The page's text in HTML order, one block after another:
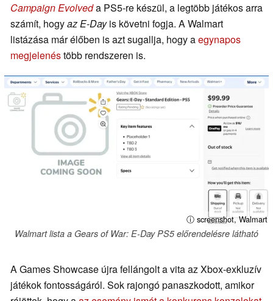
Campaign Evolveda PS5-re készül, a legtöbb játékos arra
számít, hogyaz E-Dayis követni fogja. A Walmart
listázása már élőben is azt sugallja, hogy aegynapos
megjelenéstöbb rendszeren is.
ⓘ screenshot, Walmart
Walmart lista a Gears of War: E-Day PS5 előrendelésre látható
A Games Showcase újra fellángolt a vita az Xbox-exkluzív
játékok fontosságáról. Sok rajongó panaszkodott, amikor